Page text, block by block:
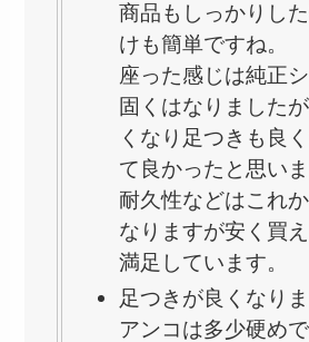
商品もしっかりし
けも簡単ですね。
座った感じは純正
固くはなりました
くなり足つきも良
て良かったと思いま
耐久性などはこれ
なりますが安く買
満足しています。
足つきが良くなりま
アンコは多少硬め